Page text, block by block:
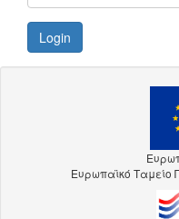
Login
Ευρωπαϊκό Ταμείο